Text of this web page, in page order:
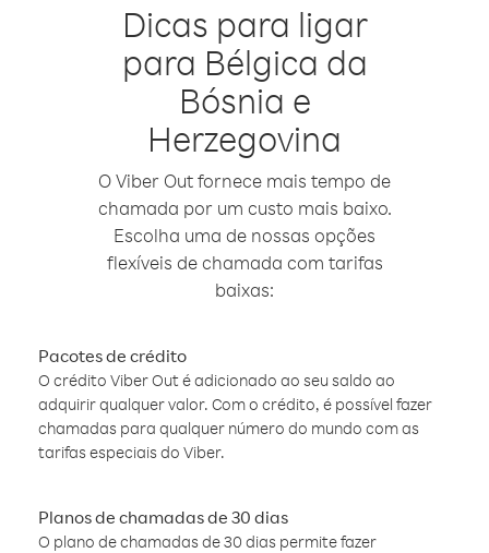
Dicas para ligar
para Bélgica da
Bósnia e
Herzegovina
O Viber Out fornece mais tempo de
chamada por um custo mais baixo.
Escolha uma de nossas opções
flexíveis de chamada com tarifas
baixas:
Pacotes de crédito
O crédito Viber Out é adicionado ao seu saldo ao
adquirir qualquer valor. Com o crédito, é possível fazer
chamadas para qualquer número do mundo com as
tarifas especiais do Viber.
Planos de chamadas de 30 dias
O plano de chamadas de 30 dias permite fazer